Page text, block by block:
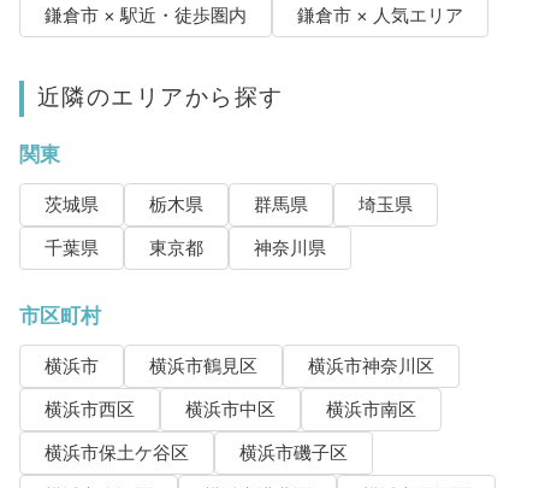
鎌倉市 × 駅近・徒歩圏内
鎌倉市 × 人気エリア
近隣のエリアから探す
関東
茨城県 栃木県 群馬県
埼玉県
千葉県
東京都 神奈川県
市区町村
横浜市 横浜市鶴見区
横浜市神奈川区
横浜市西区
横浜市中区
横浜市南区
横浜市保土ケ谷区
横浜市磯子区